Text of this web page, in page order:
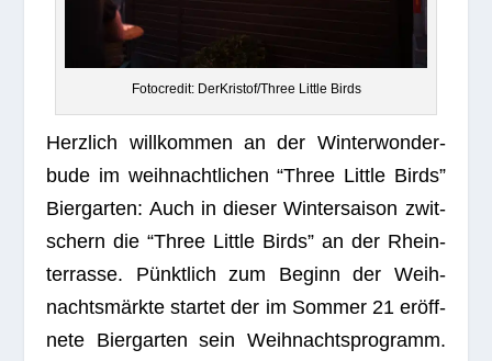
Foto­credit: DerKristof/Three Little Birds
Herz­lich will­kom­men an der Win­ter­won­der­
bude im weih­nacht­li­chen “Three Little Birds”
Bier­gar­ten: Auch in die­ser Win­ter­sai­son zwit­
schern die “Three Little Birds” an der Rhein­
ter­rasse. Pünkt­lich zum Beginn der Weih­
nachts­märkte star­tet der im Som­mer 21 eröff­
nete Bier­gar­ten sein Weih­nachts­pro­gramm.